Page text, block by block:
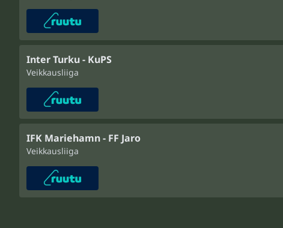
Inter Turku - KuPS
Veikkausliiga
IFK Mariehamn - FF Jaro
Veikkausliiga